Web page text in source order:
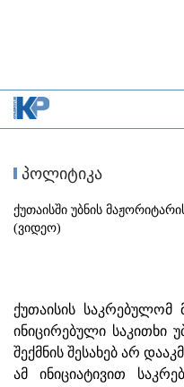
პოლიტიკა
ქუთაისში უბნის
(ვიდეო)
ქუთაისის საკრებულომ
ინიცირებული საკითხი
შექმნის შესახებ არ
ამ ინიციატივით